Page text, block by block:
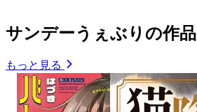
サンデーうぇぶりの作品
もっと見る